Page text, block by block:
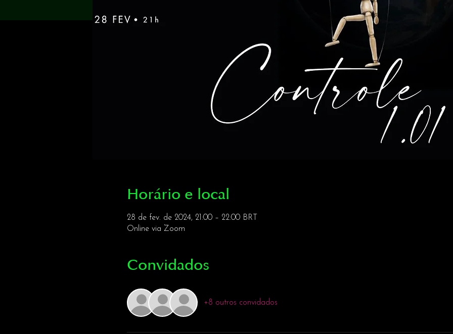
Horário e local
28 de fev. de 2024, 21:00 – 22:00 BRT
Online via Zoom
Convidados
+8 outros convidados